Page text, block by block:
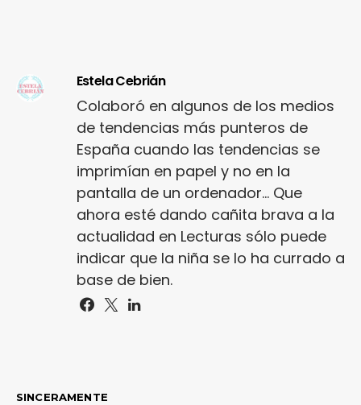
Estela Cebrián
Colaboró en algunos de los medios
de tendencias más punteros de
España cuando las tendencias se
imprimían en papel y no en la
pantalla de un ordenador... Que
ahora esté dando cañita brava a la
actualidad en Lecturas sólo puede
indicar que la niña se lo ha currado a
base de bien.
SINCERAMENTE